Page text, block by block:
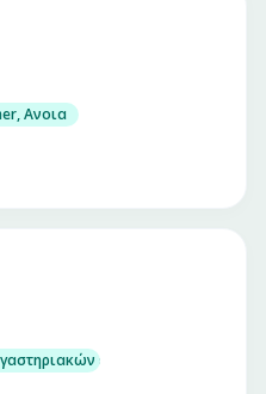
Ανοια
εξετάσεων